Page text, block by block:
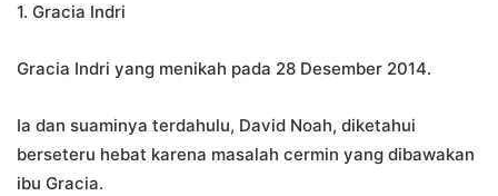
1. Gracia Indri
Gracia Indri yang menikah pada 28 Desember 2014.
Ia dan suaminya terdahulu, David Noah, diketahui
berseteru hebat karena masalah cermin yang dibawakan
ibu Gracia.